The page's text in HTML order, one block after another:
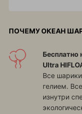
ПОЧЕМУ ОКЕАН
Бесплатно
Ultra
Все
гелием.
изнутри